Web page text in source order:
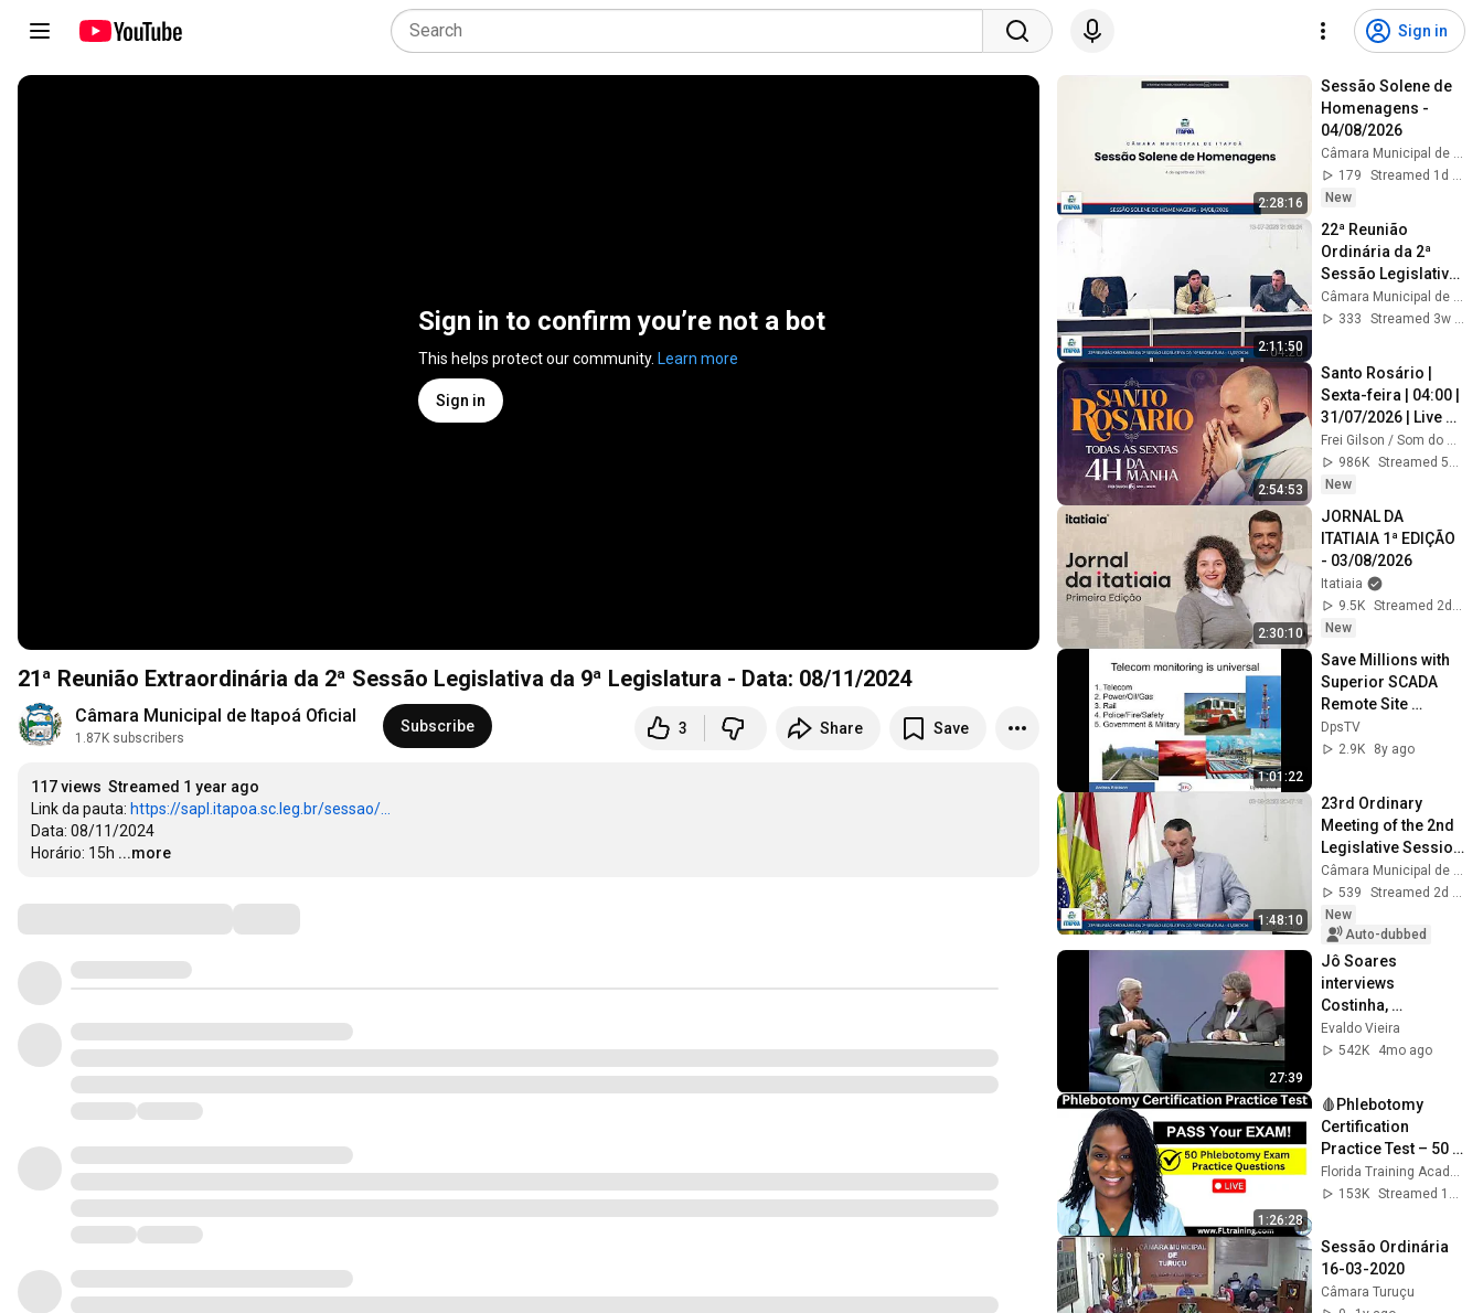
Sign in
Sign in to confirm you’re not a bot
This helps protect our community. Learn more
Sign in
21ª Reunião Extraordinária da 2ª Sessão Legislativa da 9ª Legislatura - Data: 08/11/2024
Câmara Municipal de Itapoá Oficial
1.87K subscribers
Subscribe 3 Share Save
117 views Streamed 1 year ago
Link da pauta: https://sapl.itapoa.sc.leg.br/sessao/...
Data: 08/11/2024
Horário: 15h ...more
2:28:16
Sessão Solene de
Homenagens -
04/08/2026
Câmara Municipal de Itapoá Oficial
179
Streamed 1d ago
New
2:11:50
22ª Reunião
Ordinária da 2ª
Sessão Legislativa
da 10ª Legislatura -
Data: 13/07/2026
Câmara Municipal de Itapoá Oficial
333
Streamed 3w ago
2:54:53
Santo Rosário |
Sexta-feira | 04:00 |
31/07/2026 | Live
Ao vivo
Frei Gilson / Som do Monte - OFICIAL
986K
Streamed 5d ago
New
2:30:10
JORNAL DA
ITATIAIA 1ª EDIÇÃO
- 03/08/2026
Itatiaia
9.5K
New
1:01:22
Save Millions with
Superior SCADA
Remote Site
Monitoring
DpsTV
2.9K
8y ago
1:48:10
23rd Ordinary
Meeting of the 2nd
Legislative Session
of the 10th
Legislature - Date:
08/03/2026
539
New
Auto-dubbed
27:39
Jô Soares
interviews
Costinha,
September 19, 1989
Evaldo Vieira
542K
4mo ago
1:26:28
🩸Phlebotomy
Certification
Practice Test – 50
Questions to Help
You PASS!
153K
Sessão Ordinária
16-03-2020
Câmara Turuçu